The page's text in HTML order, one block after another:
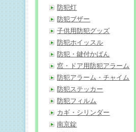
防犯灯
防犯ブザー
子供用防犯グッズ
防犯ホイッスル
防犯・鍵付かばん
窓・ドア用防犯アラーム
防犯アラーム・チャイム
防犯ステッカー
防犯フィルム
カギ・シリンダー
南京錠